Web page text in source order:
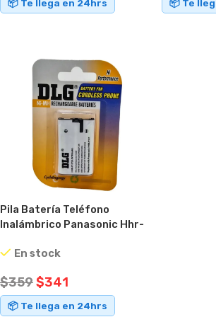
📦 Te llega en 24hrs 📦 Te
Pila Batería Teléfono
Inalámbrico Panasonic Hhr-
En stock
$359$341
📦 Te llega en 24hrs